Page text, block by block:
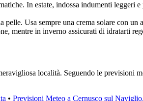
In estate, indossa indumenti leggeri
pelle. Usa sempre una crema solare con
mentre in inverno assicurati di idratarti
località. Seguendo le
• Previsioni Meteo a Cernusco sul